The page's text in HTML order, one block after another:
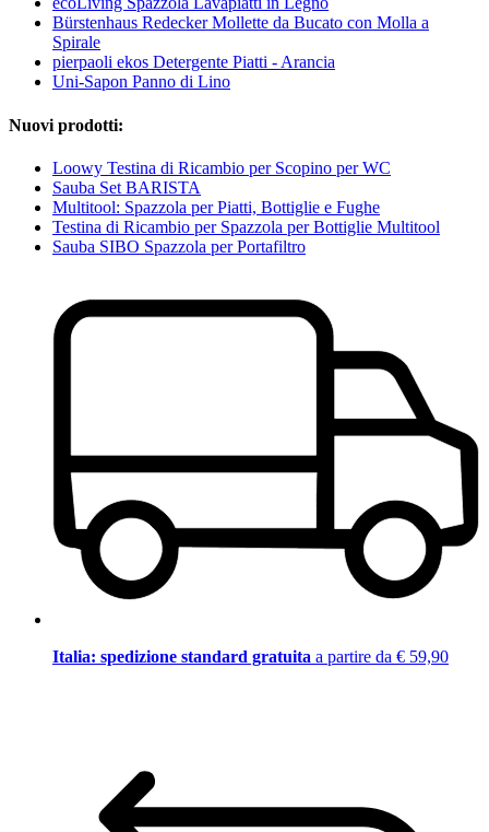
Bürstenhaus Redecker Mollette da Bucato con Molla a
Spirale
pierpaoli ekos Detergente Piatti - Arancia
Uni-Sapon Panno di Lino
Nuovi prodotti:
Loowy Testina di Ricambio per Scopino per WC
Sauba Set BARISTA
Multitool: Spazzola per Piatti, Bottiglie e Fughe
Testina di Ricambio per Spazzola per Bottiglie Multitool
Sauba SIBO Spazzola per Portafiltro
Italia: spedizione standard gratuita a partire da € 59,90